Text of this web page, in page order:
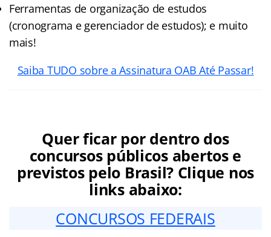
Ferramentas de organização de estudos
(cronograma e gerenciador de estudos); e muito
mais!
Saiba TUDO sobre a Assinatura OAB Até Passar!
Quer ficar por dentro dos
concursos públicos abertos e
previstos pelo Brasil? Clique nos
links abaixo:
CONCURSOS FEDERAIS